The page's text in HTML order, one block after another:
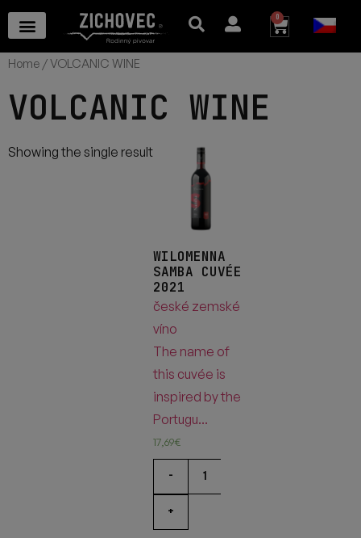
0
Home / VOLCANIC WINE
VOLCANIC WINE
Showing the single result
WILOMENNA
SAMBA CUVÉE
2021
české zemské
víno
The name of
this cuvée is
inspired by the
Portugu...
17,69€
-
+